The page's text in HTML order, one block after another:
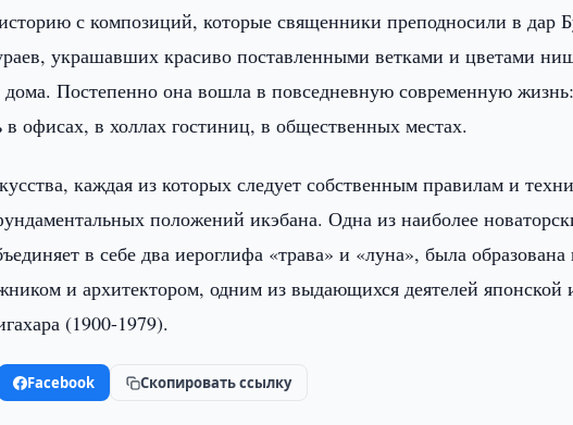
с композиций, которые священники преподносили в дар
украшавших красиво поставленными ветками и цветами
дома. Постепенно она вошла в повседневную современную жизнь:
офисах, в холлах гостиниц, в общественных местах.
каждая из которых следует собственным правилам и
положений икэбана. Одна из наиболее
в себе два иероглифа «трава» и «луна», была образована
и архитектором, одним из выдающихся деятелей японской
(1900-1979).
Facebook Скопировать ссылку